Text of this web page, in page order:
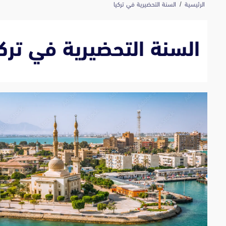
الرئيسية السنة التحضيرية في تركيا
السنة التحضيرية في